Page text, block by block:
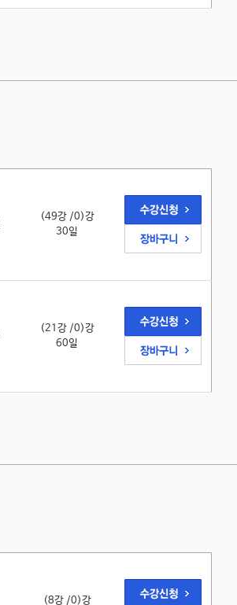
(49강 /0)강
30일
(21강 /0)강
60일
(8강 /0)강